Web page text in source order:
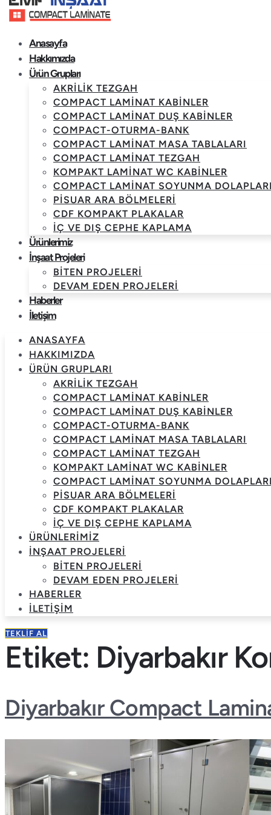
Anasayfa
Hakkımızda
Ürün Grupları
AKRILIK TEZGAH
COMPACT LAMINAT KABINLER
COMPACT LAMINAT DUŞ KABINLER
COMPACT-OTURMA-BANK
COMPACT LAMINAT MASA TABLALARI
COMPACT LAMINAT TEZGAH
KOMPAKT LAMINAT WC KABINLER
COMPACT LAMINAT SOYUNMA
PISUAR ARA BÖLMELERI
CDF KOMPAKT PLAKALAR
İÇ VE DIŞ CEPHE KAPLAMA
Ürünlerimiz
İnşaat Projeleri
BITEN PROJELERI
DEVAM EDEN PROJELERI
Haberler
İletişim
ANASAYFA
HAKKIMIZDA
ÜRÜN GRUPLARI
AKRILIK TEZGAH
COMPACT LAMINAT KABINLER
COMPACT LAMINAT DUŞ KABINLER
COMPACT-OTURMA-BANK
COMPACT LAMINAT MASA TABLALARI
COMPACT LAMINAT TEZGAH
KOMPAKT LAMINAT WC KABINLER
COMPACT LAMINAT SOYUNMA
PISUAR ARA BÖLMELERI
CDF KOMPAKT PLAKALAR
İÇ VE DIŞ CEPHE KAPLAMA
ÜRÜNLERIMIZ
İNŞAAT PROJELERI
BITEN PROJELERI
DEVAM EDEN PROJELERI
HABERLER
İLETIŞIM
TEKLIF AL
Etiket: Diyarbakır
Diyarbakır Compact